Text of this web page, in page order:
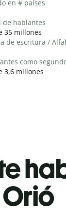
en # países
de hablantes
35 millones
de escritura /
como
3,6 millones